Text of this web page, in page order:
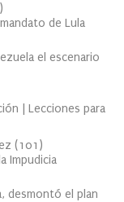
)
de Lula
el escenario
| Lecciones para
(101 )
Impudicia
desmontó el plan